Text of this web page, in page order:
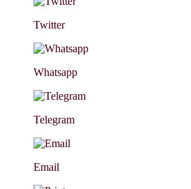
Twitter
Whatsapp
Telegram
Email